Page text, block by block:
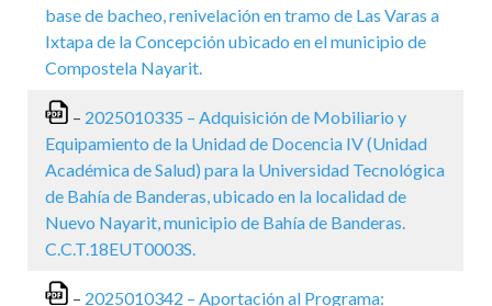
base de bacheo, renivelación en tramo de Las Varas a
Ixtapa de la Concepción ubicado en el municipio de
Compostela Nayarit.
– 2025010335 – Adquisición de Mobiliario y
Equipamiento de la Unidad de Docencia IV (Unidad
Académica de Salud) para la Universidad Tecnológica
de Bahía de Banderas, ubicado en la localidad de
Nuevo Nayarit, municipio de Bahía de Banderas.
C.C.T.18EUT0003S.
– 2025010342 – Aportación al Programa: